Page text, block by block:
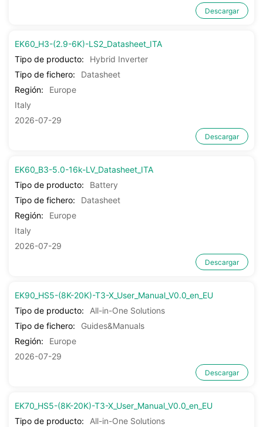
Descargar
EK60_H3-(2.9-6K)-LS2_Datasheet_ITA
Tipo de producto:
Hybrid Inverter
Tipo de fichero:
Datasheet
Región:
Europe
Italy
2026-07-29
Descargar
EK60_B3-5.0-16k-LV_Datasheet_ITA
Tipo de producto:
Battery
Tipo de fichero:
Datasheet
Región:
Europe
Italy
2026-07-29
Descargar
EK90_HS5-(8K-20K)-T3-X_User_Manual_V0.0_en_EU
Tipo de producto:
All-in-One Solutions
Tipo de fichero:
Guides&Manuals
Región:
Europe
2026-07-29
Descargar
EK70_HS5-(8K-20K)-T3-X_User_Manual_V0.0_en_EU
Tipo de producto:
All-in-One Solutions